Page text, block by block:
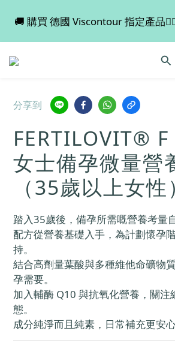
💡 全店滿 $600 免運費，買
🚚 購買 德國 Viscontour 指定產品
📢📢📢 Miss Fabulous 8月暫停德
💡 全店滿 $600 免運費，買
分享到
FERTILOVIT®
女士備孕微量營
（35歲以上女
踏入35歲後，備孕所需嘅營養考量
配方從營養基礎入手，為計劃懷孕
持。
結合高劑量葉酸與多種維他命礦物
孕需要。
加入輔酶 Q10 與抗氧化營養，關注
態。
成分純淨而且純素，日常補充更安心